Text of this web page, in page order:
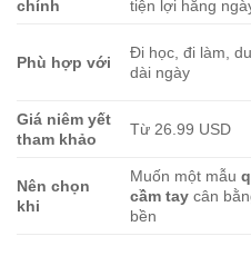
chính
tiện lợi hằng
Phù hợp với
Đi học, đi làm,
dài ngày
Giá niêm yết
tham khảo
Từ 26.99 USD
Nên chọn
khi
Muốn một mẫu
cầm tay cân
bền